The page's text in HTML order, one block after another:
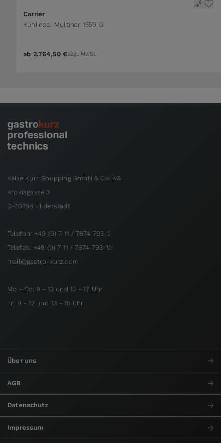
Carrier
Kühlinsel Multinor 1550 G
ab 2.764,50 €zzgl. MwSt.
Kälte Kurz Shopping GmbH & Co. KG
Krokisgasse 3
D-70794 Filderstadt
Telefon: +49 (0) 7 11 / 7874 793-0
Telefax: +49 (0) 7 11 / 7874 793-10
mail@gastro-kurz.com
Mo - Do: 9 - 12 und 13 - 17 Uhr
Fr: 9 - 12 und 13 - 15 Uhr
Über uns
AGB
Datenschutz
Impressum